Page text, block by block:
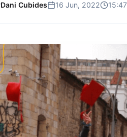
Dani Cubides 16 Jun, 2022 15:47